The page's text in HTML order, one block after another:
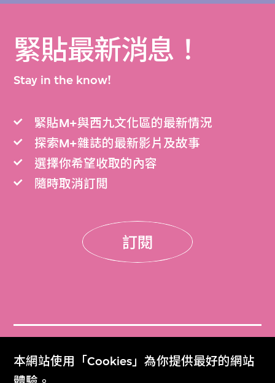
本網站使用「Cookies」為你提供最好的網站
緊貼最新消息！
Stay in the know!
緊貼M+與西九文化區的最新情況
探索M+雜誌的最新影片及故事
選擇你希望收取的內容
隨時取消訂閲
訂閱
門票
Get Tickets